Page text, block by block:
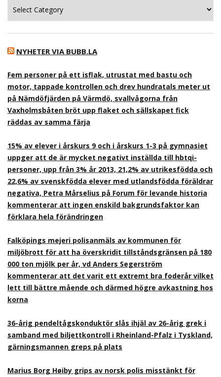
NYHETER VIA BUBB.LA
Fem personer på ett isflak, utrustat med bastu och
motor, tappade kontrollen och drev hundratals meter ut
på Nämdöfjärden på Värmdö, svallvågorna från
Vaxholmsbåten bröt upp flaket och sällskapet fick
räddas av samma färja
15% av elever i årskurs 9 och i årskurs 1-3 på gymnasiet
uppger att de är mycket negativt inställda till hbtqi-
personer, upp från 3% år 2013, 21,2% av utrikesfödda och
22,6% av svenskfödda elever med utlandsfödda föräldrar
negativa, Petra Mårselius på Forum för levande historia
kommenterar att ingen enskild bakgrundsfaktor kan
förklara hela förändringen
Falköpings mejeri polisanmäls av kommunen för
miljöbrott för att ha överskridit tillståndsgränsen på 180
000 ton mjölk per år, vd Anders Segerström
kommenterar att det varit ett extremt bra foderår vilket
lett till bättre mående och därmed högre avkastning hos
korna
36-årig pendeltågskonduktör slås ihjäl av 26-årig grek i
samband med biljettkontroll i Rheinland-Pfalz i Tyskland,
gärningsmannen greps på plats
Marius Borg Høiby grips av norsk polis misstänkt för